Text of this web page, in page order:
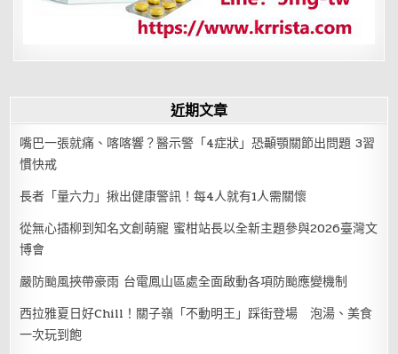
近期文章
嘴巴一張就痛、喀喀響？醫示警「4症狀」恐顳顎關節出問題 3習
慣快戒
長者「量六力」揪出健康警訊！每4人就有1人需關懷
從無心插柳到知名文創萌寵 蜜柑站長以全新主題參與2026臺灣文
博會
嚴防颱風挾帶豪雨 台電鳳山區處全面啟動各項防颱應變機制
西拉雅夏日好Chill！關子嶺「不動明王」踩街登場 泡湯、美食
一次玩到飽